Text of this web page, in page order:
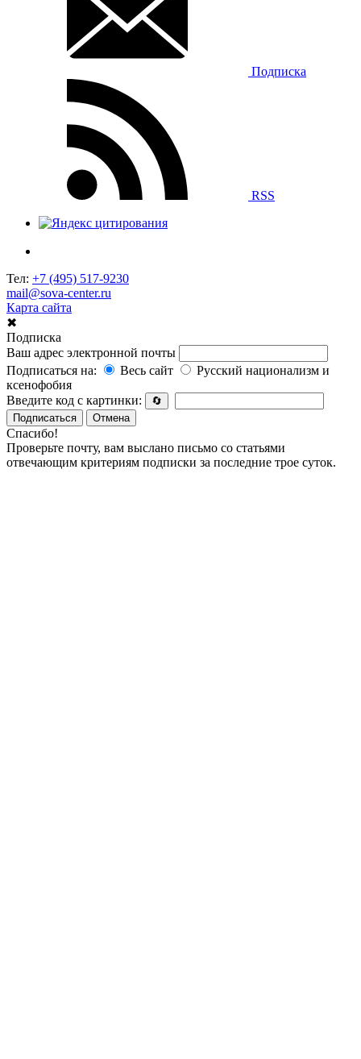
Подписка
RSS
Тел: +7 (495) 517-9230
mail@sova-center.ru
Карта сайта
✖
Подписка
Ваш адрес электронной почты
Подписаться на:
Весь сайт
Русский национализм и
ксенофобия
Введите код с картинки:
🔄
Подписаться
Отмена
Спасибо!
Проверьте почту, вам выслано письмо со статьями
отвечающим критериям подписки за последние трое суток.